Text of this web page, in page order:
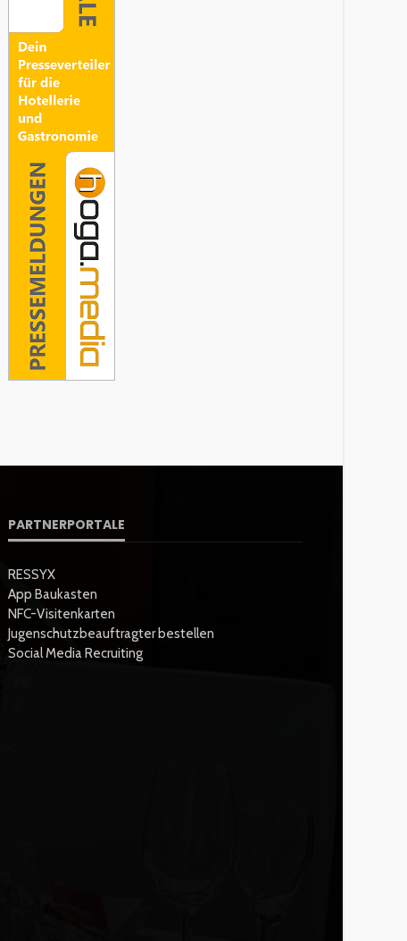
PARTNERPORTALE
RESSYX
App Baukasten
NFC-Visitenkarten
Jugenschutzbeauftragter bestellen
Social Media Recruiting